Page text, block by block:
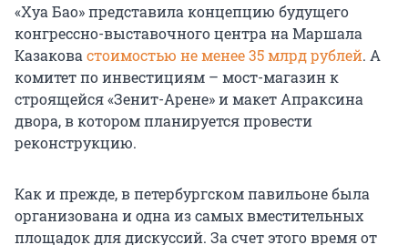
«Хуа Бао» представила концепцию будущего
конгрессно-выставочного центра на Маршала
Казакова стоимостью не менее 35 млрд рублей. А
комитет по инвестициям – мост-магазин к
строящейся «Зенит-Арене» и макет Апраксина
двора, в котором планируется провести
реконструкцию.
Как и прежде, в петербургском павильоне была
организована и одна из самых вместительных
площадок для дискуссий. За счет этого время от